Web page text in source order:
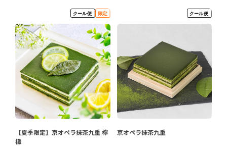
【夏季限定】京オペラ抹茶九重 檸
檬
京オペラ抹茶九重